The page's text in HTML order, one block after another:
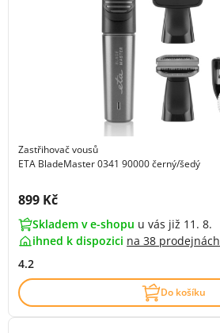
Zastřihovač vousů
ETA BladeMaster 0341 90000 černý/šedý
Cena s DPH:
899 Kč
Skladem v e-shopu u vás již 11. 8.
ihned k dispozici na 38 prodejnách
4.2
Do košíku